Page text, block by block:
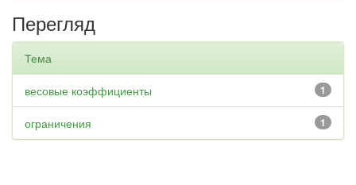
Перегляд
Тема
1
весовые коэффициенты
1
ограничения